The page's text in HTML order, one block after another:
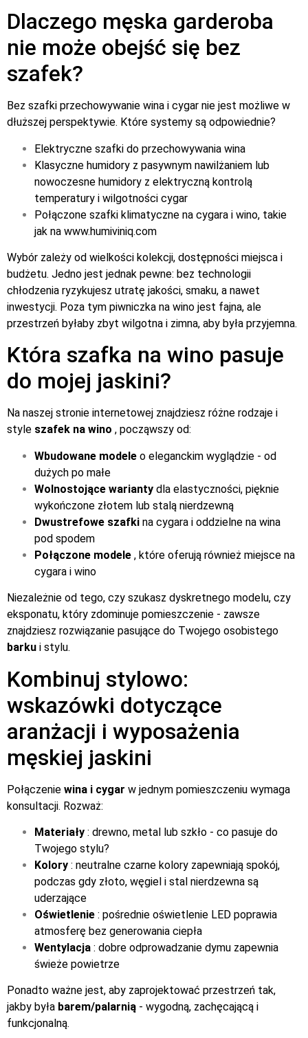
Dlaczego męska garderoba
nie może obejść się bez
szafek?
Bez szafki przechowywanie wina i cygar nie jest możliwe w
dłuższej perspektywie. Które systemy są odpowiednie?
Elektryczne szafki do przechowywania wina
Klasyczne humidory z pasywnym nawilżaniem lub
nowoczesne humidory z elektryczną kontrolą
temperatury i wilgotności cygar
Połączone szafki klimatyczne na cygara i wino, takie
jak na www.humiviniq.com
Wybór zależy od wielkości kolekcji, dostępności miejsca i
budżetu. Jedno jest jednak pewne: bez technologii
chłodzenia ryzykujesz utratę jakości, smaku, a nawet
inwestycji. Poza tym piwniczka na wino jest fajna, ale
przestrzeń byłaby zbyt wilgotna i zimna, aby była przyjemna.
Która szafka na wino pasuje
do mojej jaskini?
Na naszej stronie internetowej znajdziesz różne rodzaje i
style szafek na wino , począwszy od:
Wbudowane modele o eleganckim wyglądzie - od
dużych po małe
Wolnostojące warianty dla elastyczności, pięknie
wykończone złotem lub stalą nierdzewną
Dwustrefowe szafki na cygara i oddzielne na wina
pod spodem
Połączone modele , które oferują również miejsce na
cygara i wino
Niezależnie od tego, czy szukasz dyskretnego modelu, czy
eksponatu, który zdominuje pomieszczenie - zawsze
znajdziesz rozwiązanie pasujące do Twojego osobistego
barku i stylu.
Kombinuj stylowo:
wskazówki dotyczące
aranżacji i wyposażenia
męskiej jaskini
Połączenie wina i cygar w jednym pomieszczeniu wymaga
konsultacji. Rozważ:
Materiały : drewno, metal lub szkło - co pasuje do
Twojego stylu?
Kolory : neutralne czarne kolory zapewniają spokój,
podczas gdy złoto, węgiel i stal nierdzewna są
uderzające
Oświetlenie : pośrednie oświetlenie LED poprawia
atmosferę bez generowania ciepła
Wentylacja : dobre odprowadzanie dymu zapewnia
świeże powietrze
Ponadto ważne jest, aby zaprojektować przestrzeń tak,
jakby była barem/palarnią - wygodną, zachęcającą i
funkcjonalną.